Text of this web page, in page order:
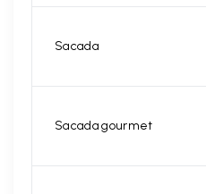
Sacada
Sacada gourmet